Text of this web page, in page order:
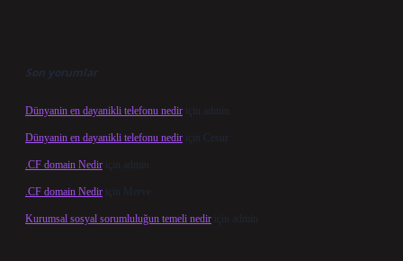
Son yorumlar
Dünyanin en dayanikli telefonu nedir için admin
Dünyanin en dayanikli telefonu nedir için Cesur
.CF domain Nedir için admin
.CF domain Nedir için Merve
Kurumsal sosyal sorumluluğun temeli nedir için admin